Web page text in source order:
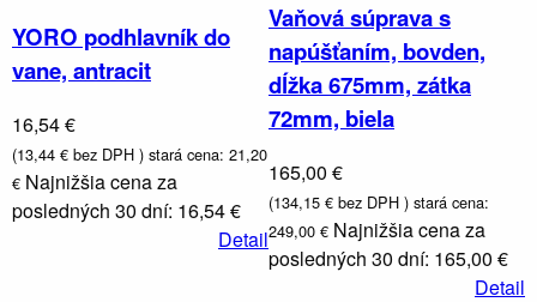
YORO podhlavník do
vane, antracit
16,54 €
(13,44 € bez DPH ) stará cena: 21,20
€ Najnižšia cena za
posledných 30 dní: 16,54 €
Detail
Vaňová súprava s
napúšťaním, bovden,
dĺžka 675mm, zátka
72mm, biela
165,00 €
(134,15 € bez DPH ) stará cena:
249,00 € Najnižšia cena za
posledných 30 dní: 165,00 €
Detail